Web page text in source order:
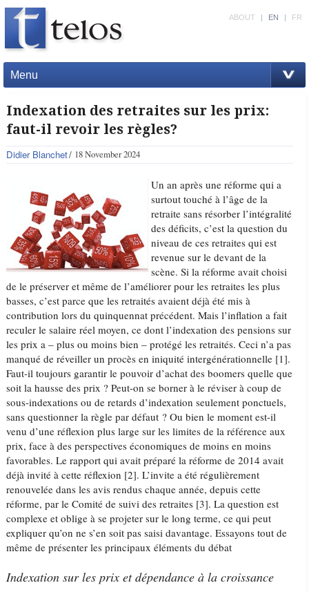
Menu
ABOUT | EN | FR
Indexation des retraites sur les prix:
faut-il revoir les règles?
Didier Blanchet 18 November 2024
Un an après une réforme qui a
surtout touché à l’âge de la
retraite sans résorber l’intégralité
des déficits, c’est la question du
niveau de ces retraites qui est
revenue sur le devant de la
scène. Si la réforme avait choisi
de le préserver et même de l’améliorer pour les retraites les plus
basses, c’est parce que les retraités avaient déjà été mis à
contribution lors du quinquennat précédent. Mais l’inflation a fait
reculer le salaire réel moyen, ce dont l’indexation des pensions sur
les prix a – plus ou moins bien – protégé les retraités. Ceci n’a pas
manqué de réveiller un procès en iniquité intergénérationnelle [1].
Faut-il toujours garantir le pouvoir d’achat des boomers quelle que
soit la hausse des prix ? Peut-on se borner à le réviser à coup de
sous-indexations ou de retards d’indexation seulement ponctuels,
sans questionner la règle par défaut ? Ou bien le moment est-il
venu d’une réflexion plus large sur les limites de la référence aux
prix, face à des perspectives économiques de moins en moins
favorables. Le rapport qui avait préparé la réforme de 2014 avait
déjà invité à cette réflexion [2]. L’invite a été régulièrement
renouvelée dans les avis rendus chaque année, depuis cette
réforme, par le Comité de suivi des retraites [3]. La question est
complexe et oblige à se projeter sur le long terme, ce qui peut
expliquer qu’on ne s’en soit pas saisi davantage. Essayons tout de
même de présenter les principaux éléments du débat
Indexation sur les prix et dépendance à la croissance